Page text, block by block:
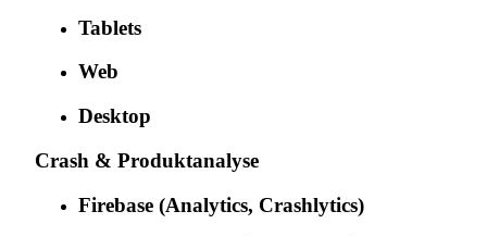
Tablets
Web
Desktop
Crash & Produktanalyse
Firebase (Analytics, Crashlytics)